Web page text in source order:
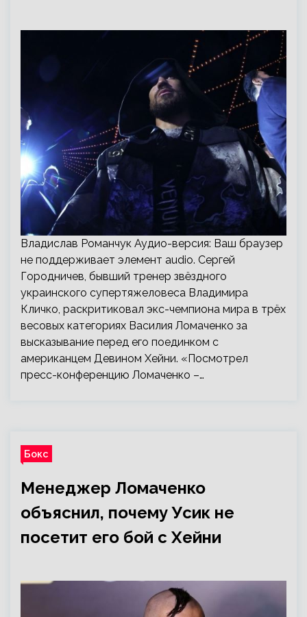
Владислав Романчук Аудио-версия: Ваш браузер
не поддерживает элемент audio. Сергей
Городничев, бывший тренер звёздного
украинского супертяжеловеса Владимира
Кличко, раскритиковал экс-чемпиона мира в трёх
весовых категориях Василия Ломаченко за
высказывание перед его поединком с
американцем Девином Хейни. «Посмотрел
пресс-конференцию Ломаченко –…
Бокс
Менеджер Ломаченко
объяснил, почему Усик не
посетит его бой с Хейни